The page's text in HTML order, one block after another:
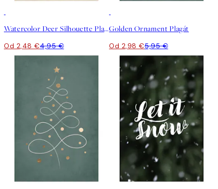
Watercolor Deer Silhouette Plagát
Od 2,48 €4,95 €
Golden Ornament Plagát
Od 2,98 €5,95 €